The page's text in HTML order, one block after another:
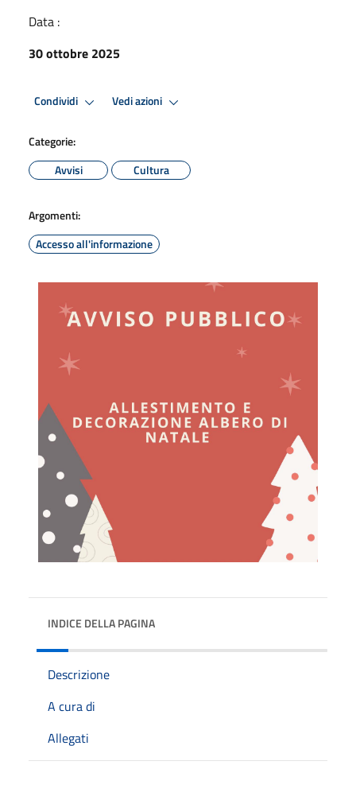
Data :
30 ottobre 2025
Condividi Vedi azioni
Categorie:
Avvisi
Cultura
Argomenti:
Accesso all'informazione
INDICE DELLA PAGINA
Descrizione
A cura di
Allegati